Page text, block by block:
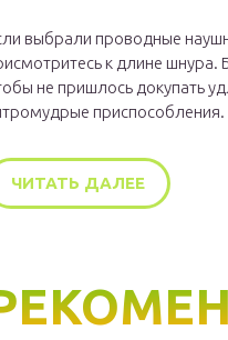
выбрали проводные
к длине шнура.
не пришлось докупать
приспособления.
ЧИТАТЬ ДАЛЕЕ